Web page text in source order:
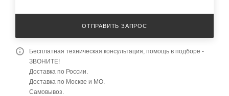
ОТПРАВИТЬ ЗАПРОС
Бесплатная техническая консультация, помощь в подборе -
ЗВОНИТЕ!
Доставка по России.
Доставка по Москве и МО.
Самовывоз.